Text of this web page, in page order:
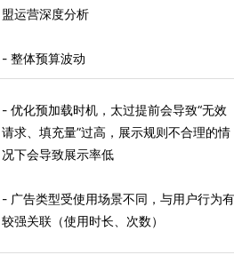
盟运营深度分析
- 整体预算波动
- 优化预加载时机，太过提前会导致“无效
请求、填充量”过高，展示规则不合理的情
况下会导致展示率低
- 广告类型受使用场景不同，与用户行为有
较强关联（使用时长、次数）